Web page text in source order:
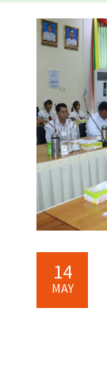
14
MAY